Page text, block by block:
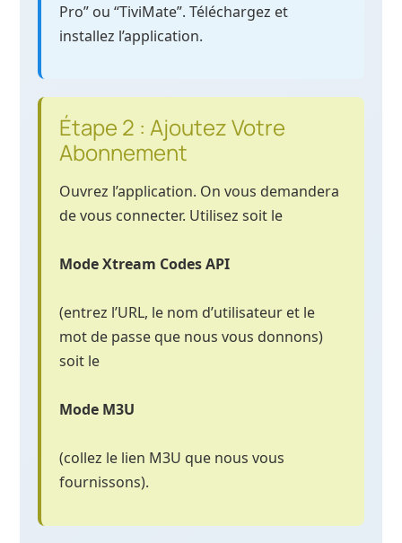
Pro” ou “TiviMate”. Téléchargez et
installez l’application.
Étape 2 : Ajoutez Votre
Abonnement
Ouvrez l’application. On vous demandera
de vous connecter. Utilisez soit le
Mode Xtream Codes API
(entrez l’URL, le nom d’utilisateur et le
mot de passe que nous vous donnons)
soit le
Mode M3U
(collez le lien M3U que nous vous
fournissons).